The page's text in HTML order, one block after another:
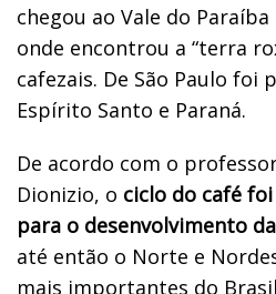
chegou ao Vale do
onde encontrou a “terra
cafezais. De São Paulo foi
Espírito Santo e Paraná.
De acordo com o
Dionizio, o ciclo do café
para o desenvolvimento
até então o Norte e
mais importantes do